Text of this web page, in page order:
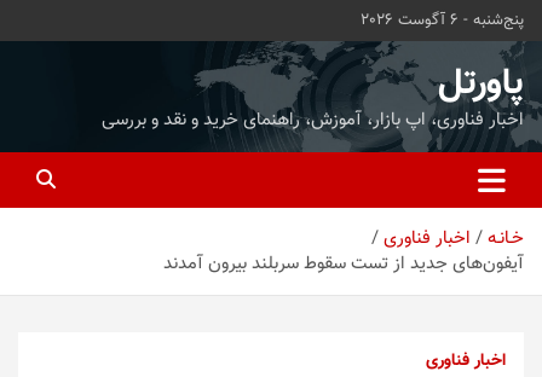
محتوا
بروید
پنج‌شنبه - 6 آگوست 2026
پاورتل
اخبار فناوری، اپ بازار، آموزش، راهنمای خرید و نقد و بررسی
خـانـه
اخبار فناوری
آیفون‌های جدید از تست سقوط سربلند بیرون آمدند
اخبار فناوری